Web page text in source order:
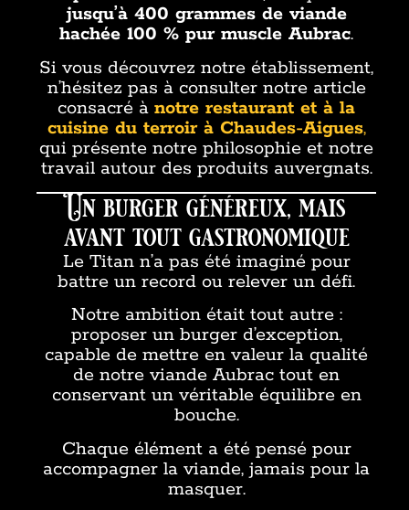
jusqu’à 400 grammes de viande
hachée 100 % pur muscle Aubrac.
Si vous découvrez notre établissement,
n’hésitez pas à consulter notre article
consacré ànotre restaurant et à la
cuisine du terroir à Chaudes-Aigues,
qui présente notre philosophie et notre
travail autour des produits auvergnats.
Un burger généreux, mais
avant tout gastronomique
Le Titan n’a pas été imaginé pour
battre un record ou relever un défi.
Notre ambition était tout autre :
proposer un burger d’exception,
capable de mettre en valeur la qualité
de notre viande Aubrac tout en
conservant un véritable équilibre en
bouche.
Chaque élément a été pensé pour
accompagner la viande, jamais pour la
masquer.